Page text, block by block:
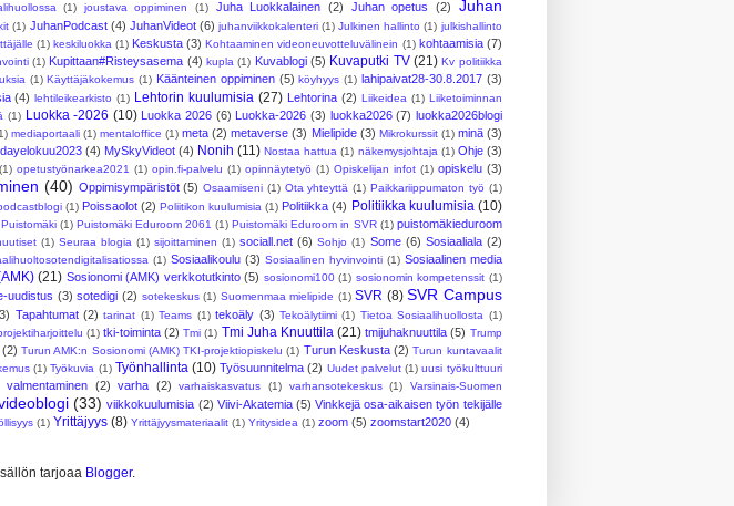
(1) joustava oppiminen (1) Juha Luokkalainen (2) Juhan opetus (2)
Juhan
(1) JuhanPodcast (4) JuhanVideot (6) juhanviikkokalenteri (1) Julkinen hallinto (1) julkishallinto
(1) keskiluokka (1) Keskusta (3) Kohtaaminen videoneuvotteluvälinein (1) kohtaamisia (7)
(1) Kupittaan#Risteysasema (4) kupla (1) Kuvablogi (5) Kuvaputki TV (21) Kv politiikka
(1) Käyttäjäkokemus (1) Käänteinen oppiminen (5) köyhyys (1) lahipaivat28-30.8.2017 (3)
(4) lehtileikearkisto (1) Lehtorin kuulumisia (27) Lehtorina (2) Liikeidea (1) Liiketoiminnan
(1) Luokka -2026 (10) Luokka 2026 (6) Luokka-2026 (3) luokka2026 (7) luokka2026blogi
mediaportaali (1) mentaloffice (1) meta (2) metaverse (3) Mielipide (3) Mikrokurssit (1) minä (3)
(4) MySkyVideot (4) Nonih (11) Nostaa hattua (1) näkemysjohtaja (1) Ohje (3)
(1) opetustyönarkea2021 (1) opin.fi-palvelu (1) opinnäytetyö (1) Opiskelijan infot (1) opiskelu (3)
(40) Oppimisympäristöt (5) Osaamiseni (1) Ota yhteyttä (1) Paikkariippumaton työ (1)
(1) Poissaolot (2) Poliitikon kuulumisia (1) Politiikka (4) Politiikka kuulumisia (10)
Puistomäki (1) Puistomäki Eduroom 2061 (1) Puistomäki Eduroom in SVR (1) puistomäkieduroom
(1) Seuraa blogia (1) sijoittaminen (1) sociall.net (6) Sohjo (1) Some (6) Sosiaaliala (2)
(1) Sosiaalikoulu (3) Sosiaalinen hyvinvointi (1) Sosiaalinen media
(21) Sosionomi (AMK) verkkotutkinto (5) sosionomi100 (1) sosionomin kompetenssit (1)
uudistus (3) sotedigi (2) sotekeskus (1) Suomenmaa mielipide (1) SVR (8) SVR Campus
Tapahtumat (2) tarinat (1) Teams (1) tekoäly (3) Tekoälytiimi (1) Tietoa Sosiaalihuollosta (1)
(1) tki-toiminta (2) Tmi (1) Tmi Juha Knuuttila (21) tmijuhaknuuttila (5) Trump
(2) Turun AMK:n Sosionomi (AMK) TKI-projektiopiskelu (1) Turun Keskusta (2) Turun kuntavaalit
(1) Työkuvia (1) Työnhallinta (10) Työsuunnitelma (2) Uudet palvelut (1) uusi työkulttuuri
valmentaminen (2) varha (2) varhaiskasvatus (1) varhansotekeskus (1)
Varsinais-Suomen
(33) viikkokuulumisia (2) Viivi-Akatemia (5) Vinkkejä osa-aikaisen työn tekijälle
(1) Yrittäjyys (8) Yrittäjyysmateriaalit (1) Yritysidea (1) zoom (5) zoomstart2020 (4)
tarjoaa Blogger.